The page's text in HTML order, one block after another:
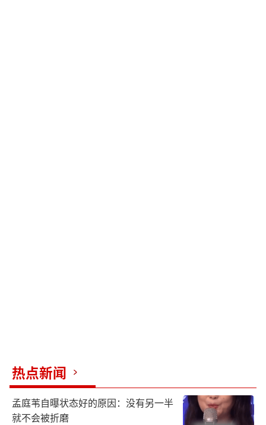
热点新闻
孟庭苇自曝状态好的原因：没有另一半
就不会被折磨